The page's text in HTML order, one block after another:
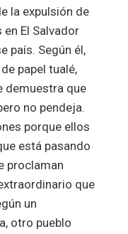
la expulsión de
El Salvador
país. Según él,
papel tualé,
demuestra que
no pendeja.
porque ellos
está pasando
proclaman
que
un
otro pueblo